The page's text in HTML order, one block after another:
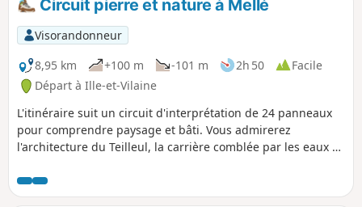
découvrir le bourg de La-Selle-en-Coglès (le monastère du
Nord).
Circuit pierre et nature à Mellé
Visorandonneur
8,95 km
+100 m -101 m 2h 50
Facile
Départ à Ille-et-Vilaine
L'itinéraire suit un circuit d'interprétation de 24 panneaux
pour comprendre paysage et bâti. Vous admirerez
l'architecture du Teilleul, la carrière comblée par les eaux à
Vairie. Vous longerez également le petit Ruisseau du Boulay
plein de charme avant de grimper sur le Haut du Rocher.